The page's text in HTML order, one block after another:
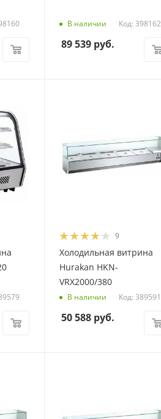
В наличии Код: 398162
89 539руб.
9
Холодильная витрина
Hurakan HKN-
VRX2000/380
В наличии Код: 389591
50 588руб.